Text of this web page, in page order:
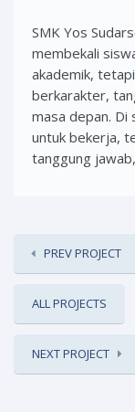
SMK Yos
membekali
akademik,
berkarakter,
masa depan. Di
untuk bekerja,
tanggung
PREV PROJECT
ALL PROJECTS
NEXT PROJECT